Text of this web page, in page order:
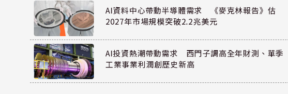
AI資料中心帶動半導體需求 《麥克林報告》估
2027年市場規模突破2.2兆美元
AI投資熱潮帶動需求 西門子調高全年財測、單季
工業事業利潤創歷史新高